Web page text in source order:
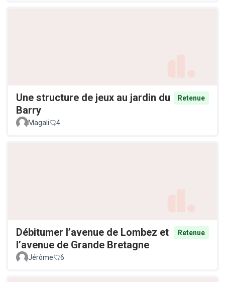
Une structure de jeux au jardin du
Barry
Retenue
Magali 4
Débitumer l’avenue de Lombez et
l’avenue de Grande Bretagne
Retenue
Jérôme 6